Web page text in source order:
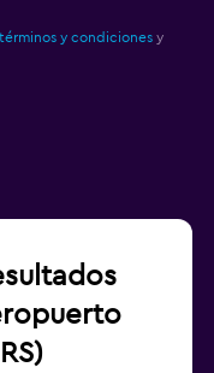
términos y condiciones y